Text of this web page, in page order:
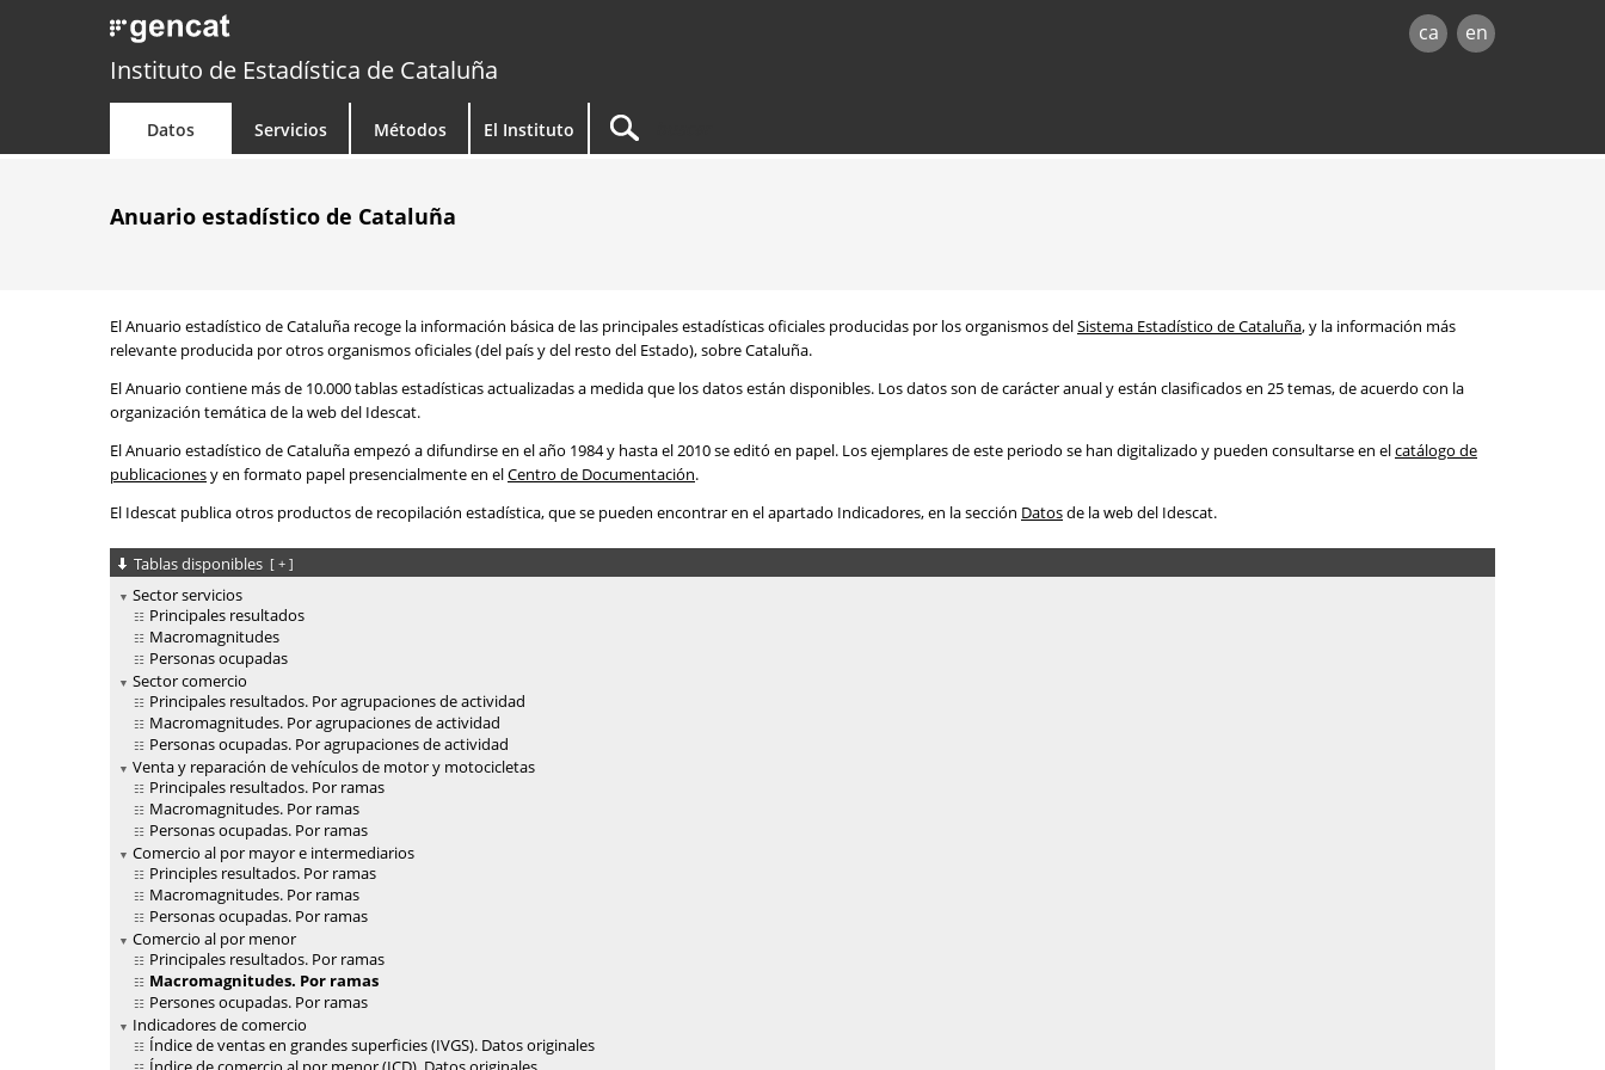
ca en
Instituto de Estadística de Cataluña
Datos Servicios Métodos El Instituto
Anuario estadístico de Cataluña
El Anuario estadístico de Cataluña recoge la información básica de las principales estadísticas oficiales producidas por los organismos delSistema Estadístico de Cataluña, y la información más
relevante producida por otros organismos oficiales (del país y del resto del Estado), sobre Cataluña.
El Anuario contiene más de 10.000 tablas estadísticas actualizadas a medida que los datos están disponibles. Los datos son de carácter anual y están clasificados en 25 temas, de acuerdo con la
organización temática de la web del Idescat.
El Anuario estadístico de Cataluña empezó a difundirse en el año 1984 y hasta el 2010 se editó en papel. Los ejemplares de este periodo se han digitalizado y pueden consultarse en elcatálogo de
publicacionesy en formato papel presencialmente en elCentro de Documentación.
El Idescat publica otros productos de recopilación estadística, que se pueden encontrar en el apartado Indicadores, en la sección Datosde la web del Idescat.
Tablas disponibles [ + ]
Sector servicios
Principales resultados
Macromagnitudes
Personas ocupadas
Sector comercio
Principales resultados. Por agrupaciones de actividad
Macromagnitudes. Por agrupaciones de actividad
Personas ocupadas. Por agrupaciones de actividad
Venta y reparación de vehículos de motor y motocicletas
Principales resultados. Por ramas
Macromagnitudes. Por ramas
Personas ocupadas. Por ramas
Comercio al por mayor e intermediarios
Principles resultados. Por ramas
Macromagnitudes. Por ramas
Personas ocupadas. Por ramas
Comercio al por menor
Principales resultados. Por ramas
Macromagnitudes. Por ramas
Persones ocupadas. Por ramas
Indicadores de comercio
Índice de ventas en grandes superficies (IVGS). Datos originales